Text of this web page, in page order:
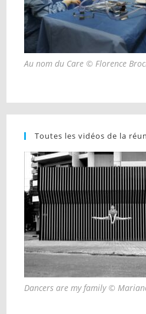
Au nom du Care © Florence
Toutes les vidéos de la
Dancers are my family ©